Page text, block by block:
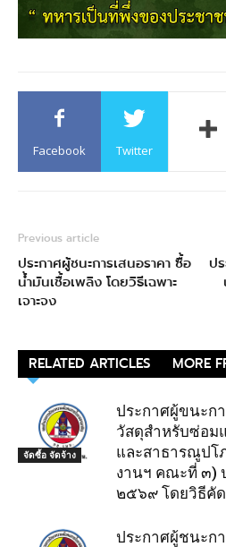
Facebook Twitter
Previous article
ประกาศผู้ชนะการเสนอราคา ซื้อ
น้ำมันเชื้อเพลิง โดยวิธีเฉพาะ
เจาะจง
ป
RELATED ARTICLES MORE
จัดซื้อ จัดจ้าง
ประกาศผู้ขนะก
วัสดุสำหรับซ่อม
และสาธารณูปโ
งานฯ คณะที่ ๓)
๒๕๖๙ โดยวิธีคัด
ประกาศผู้ชนะก